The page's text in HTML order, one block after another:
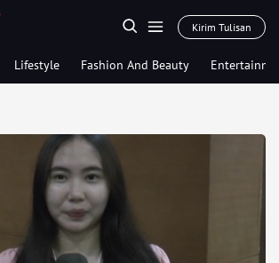
Kirim Tulisan
Lifestyle Fashion And Beauty